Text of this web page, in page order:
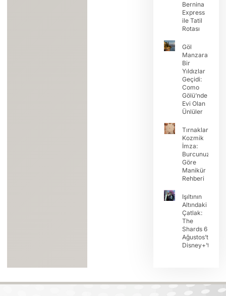
Bernina
Express
ile Tatil
Rotası
Göl
Manzaralı
Bir
Yıldızlar
Geçidi:
Como
Gölü’nde
Evi Olan
Ünlüler
Tırnaklarda
Kozmik
İmza:
Burcunuza
Göre
Manikür
Rehberi
Işıltının
Altındaki
Çatlak:
The
Shards 6
Ağustos’ta
Disney+’ta